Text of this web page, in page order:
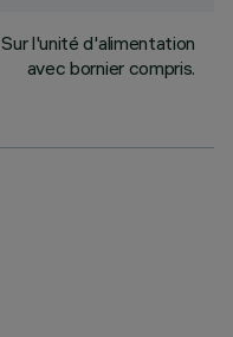
Sur l'unité d'alimentation
avec bornier compris.